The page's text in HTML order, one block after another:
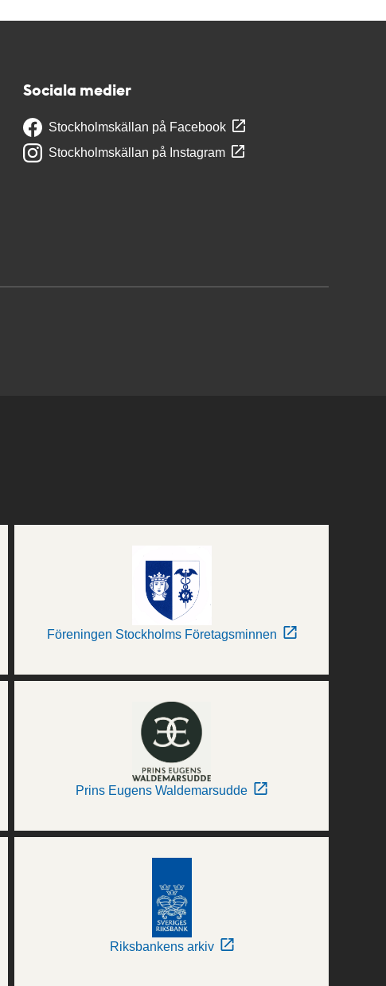
Sociala medier
Stockholmskällan på Facebook
Stockholmskällan på Instagram
Föreningen Stockholms Företagsminnen
Prins Eugens Waldemarsudde
Riksbankens arkiv